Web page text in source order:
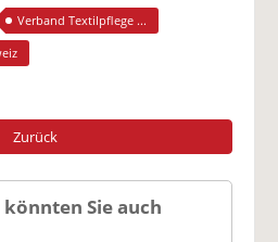
Verband Textilpflege ...
Zurück
Sie auch